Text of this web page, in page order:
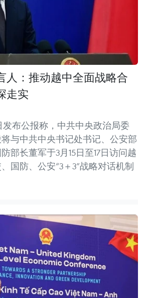
人：推动越中全面战略合
走实
发布公报称，中共中央政治局委
与中共中央书记处书记、公安部
部长董军于3月15日至17日访问越
国防、公安“3＋3”战略对话机制